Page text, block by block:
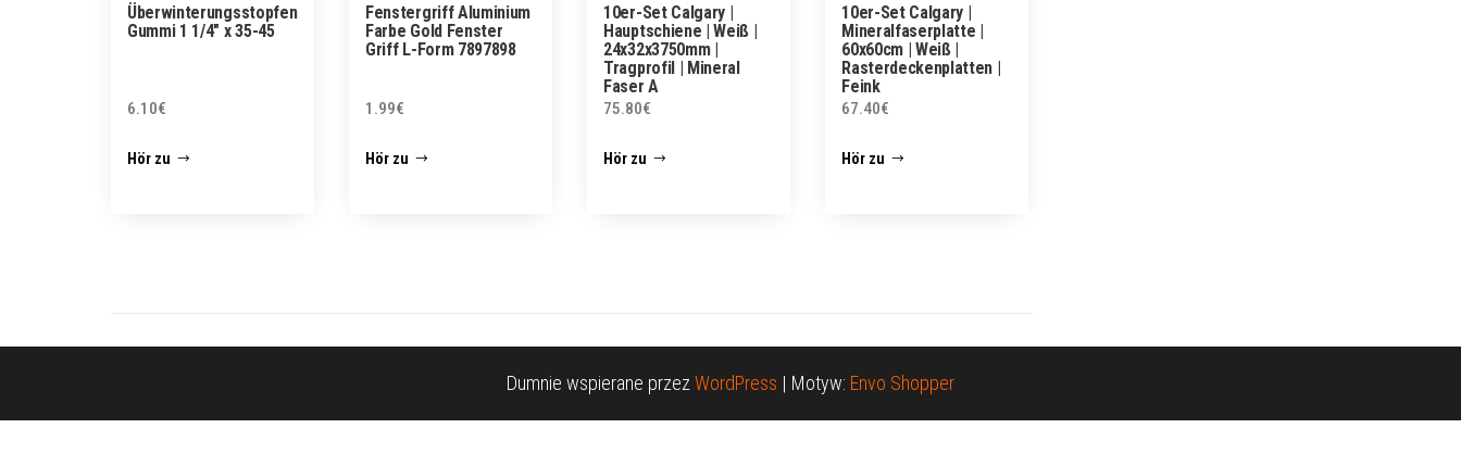
Überwinterungsstopfen
Gummi 1 1/4″ x 35-45
6.10€
Hör zu
Fenstergriff Aluminium
Farbe Gold Fenster
Griff L-Form 7897898
1.99€
Hör zu
10er-Set Calgary |
Hauptschiene | Weiß |
24x32x3750mm |
Tragprofil | Mineral
Faser A
75.80€
Hör zu
10er-Set Calgary |
Mineralfaserplatte |
60x60cm | Weiß |
Rasterdeckenplatten |
Feink
67.40€
Hör zu
Dumnie wspierane przezWordPress | Motyw: Envo Shopper